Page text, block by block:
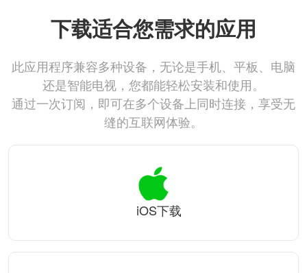
下载适合您需求的应用
此应用程序兼容多种设备，无论是手机、平板、电脑
还是智能电视，您都能轻松安装和使用。
通过一次订阅，即可在多个设备上同时连接，享受无
缝的互联网体验。
iOS下载